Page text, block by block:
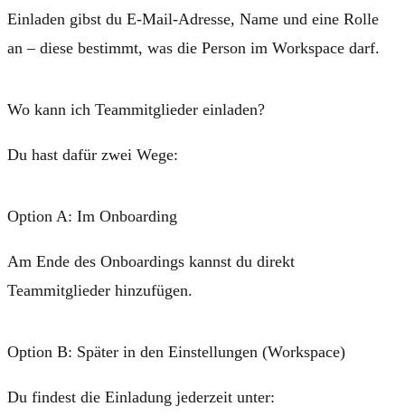
Einladen gibst du E-Mail-Adresse, Name und eine Rolle
an – diese bestimmt, was die Person im Workspace darf.
Wo kann ich Teammitglieder einladen?
Du hast dafür zwei Wege:
Option A: Im Onboarding
Am Ende des Onboardings kannst du direkt
Teammitglieder hinzufügen.
Option B: Später in den Einstellungen (Workspace)
Du findest die Einladung jederzeit unter: